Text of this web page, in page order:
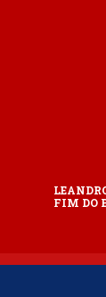
FIM DO